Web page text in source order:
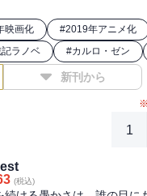
映画化 #2019年アニメ化
ラノベ #カルロ・ゼン
新刊から
※
1
(税込)